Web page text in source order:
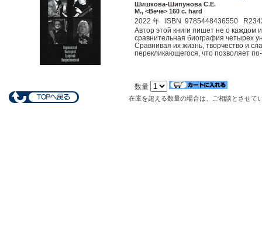
Шишкова-Шипунова С.Е.
М., <Вече> 160 c. hard
2022 年 ISBN 9785448436550
Автор этой книги пишет не о каждом
сравнительная биография четырех
Сравнивая их жизнь, творчество и
перекликающегося, что позволяет
数量
在庫を超える数量の場合は、ご相談とさせて